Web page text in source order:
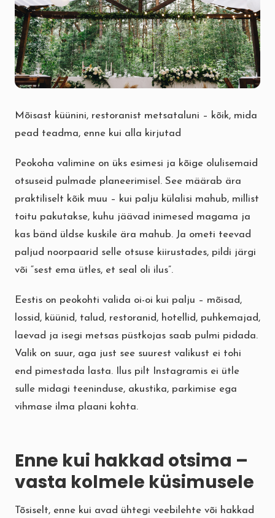
Mõisast küünini, restoranist metsataluni – kõik, mida
pead teadma, enne kui alla kirjutad
Peokoha valimine on üks esimesi ja kõige olulisemaid
otsuseid pulmade planeerimisel. See määrab ära
praktiliselt kõik muu – kui palju külalisi mahub, millist
toitu pakutakse, kuhu jäävad inimesed magama ja
kas bänd üldse kuskile ära mahub. Ja ometi teevad
paljud noorpaarid selle otsuse kiirustades, pildi järgi
või “sest ema ütles, et seal oli ilus”.
Eestis on peokohti valida oi-oi kui palju – mõisad,
lossid, küünid, talud, restoranid, hotellid, puhkemajad,
laevad ja isegi metsas püstkojas saab pulmi pidada.
Valik on suur, aga just see suurest valikust ei tohi
end pimestada lasta. Ilus pilt Instagramis ei ütle
sulle midagi teeninduse, akustika, parkimise ega
vihmase ilma plaani kohta.
Enne kui hakkad otsima –
vasta kolmele küsimusele
Tõsiselt, enne kui avad ühtegi veebilehte või hakkad